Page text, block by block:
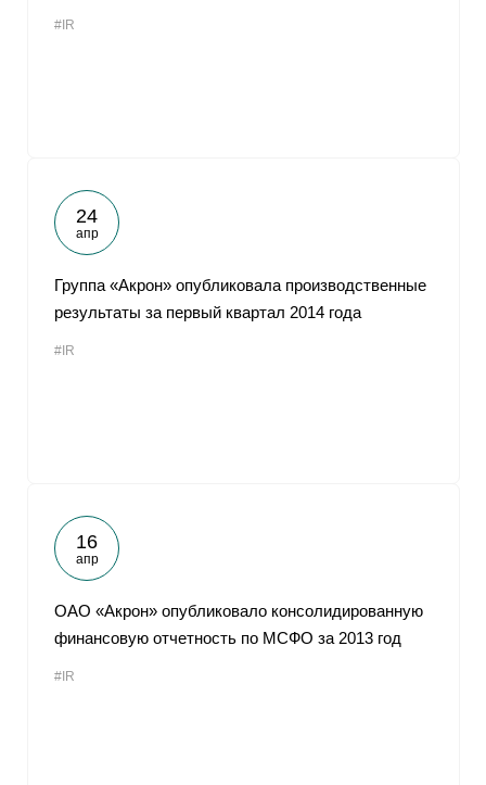
#IR
24
апр
Группа «Акрон» опубликовала производственные
результаты за первый квартал 2014 года
#IR
16
апр
ОАО «Акрон» опубликовало консолидированную
финансовую отчетность по МСФО за 2013 год
#IR